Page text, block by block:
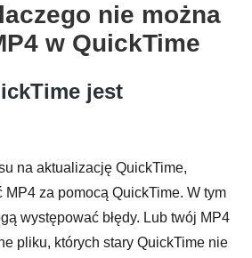
nie można
w QuickTime
jest
na aktualizację QuickTime,
MP4 za pomocą QuickTime. W tym
występować błędy. Lub twój MP4
pliku, których stary QuickTime nie